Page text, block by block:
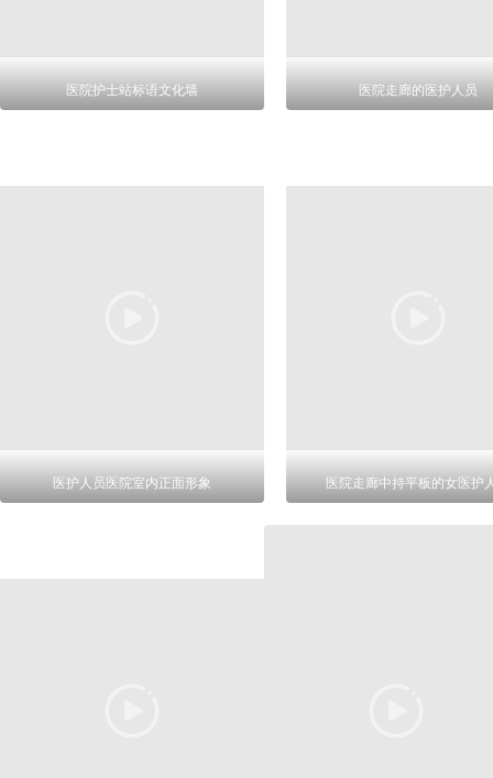
医院护士站标语文化墙 医院走廊的医护人员
医护人员医院室内正面形象 医院走廊中持平板的女医护